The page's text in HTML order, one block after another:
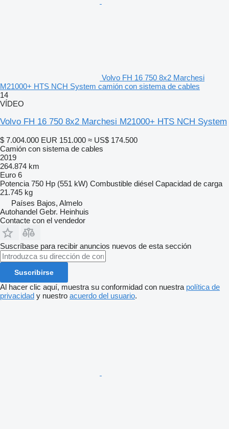
Volvo FH 16 750 8x2 Marchesi
M21000+ HTS NCH System camión con sistema de cables
14
VÍDEO
Volvo FH 16 750 8x2 Marchesi M21000+ HTS NCH System
$ 7.004.000 EUR 151.000 ≈ US$ 174.500
Camión con sistema de cables
2019
264.874 km
Euro 6
Potencia 750 Hp (551 kW) Combustible diésel Capacidad de carga
21.745 kg
Países Bajos, Almelo
Autohandel Gebr. Heinhuis
Contacte con el vendedor
Suscríbase para recibir anuncios nuevos de esta sección
Suscribirse
Al hacer clic aquí, muestra su conformidad con nuestra política de
privacidad y nuestro acuerdo del usuario.